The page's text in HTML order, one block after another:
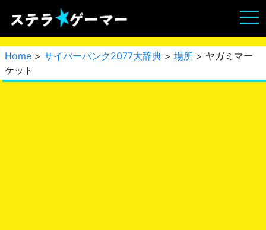
Home > サイバーパンク2077大辞典 > 場所 > ヤガミマー
ケット